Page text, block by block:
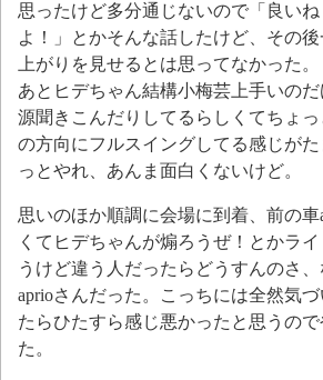
思ったけど多分通じないので「良い
よ！」とかそんな話したけど、その
上がりを見せるとは思ってなかった。
あとヒデちゃん結構小梅芸上手いの
源聞きこんだりしてるらしくてちょ
の方向にフルスイングしてる感じが
っとやれ、あんま面白くないけど。
思いのほか順調に会場に到着、前の車
くてヒデちゃんが煽ろうぜ！とかラ
うけど違う人だったらどうすんのさ
aprioさんだった。こっちには全然気
たらひたすら感じ悪かったと思うの
た。